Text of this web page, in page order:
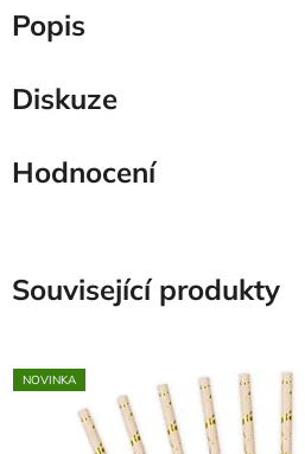
Popis
Diskuze
Hodnocení
Související produkty
NOVINKA